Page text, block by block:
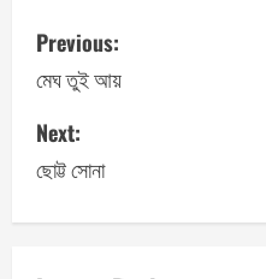
P
o
s
t
n
Previous:
মেঘ তুই আয়
Next:
ছোট্ট সোনা